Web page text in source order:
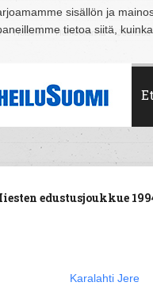
sisällön ja
tietoa siitä,
Helsinki Hämeenlinna Joensuu
edustusjoukkue
Karalahti Jere